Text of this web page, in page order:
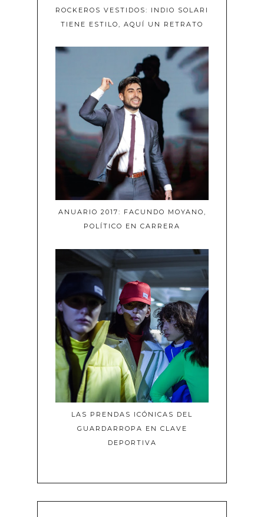
ROCKEROS VESTIDOS: INDIO SOLARI
TIENE ESTILO, AQUÍ UN RETRATO
ANUARIO 2017: FACUNDO MOYANO,
POLÍTICO EN CARRERA
LAS PRENDAS ICÓNICAS DEL
GUARDARROPA EN CLAVE
DEPORTIVA